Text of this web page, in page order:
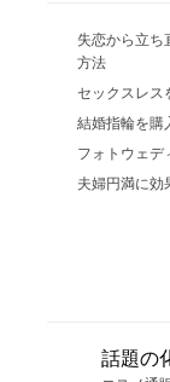
失恋から立ち
方法
セックスレス
結婚指輪を購
フォトウェデ
夫婦円満に効
話題の